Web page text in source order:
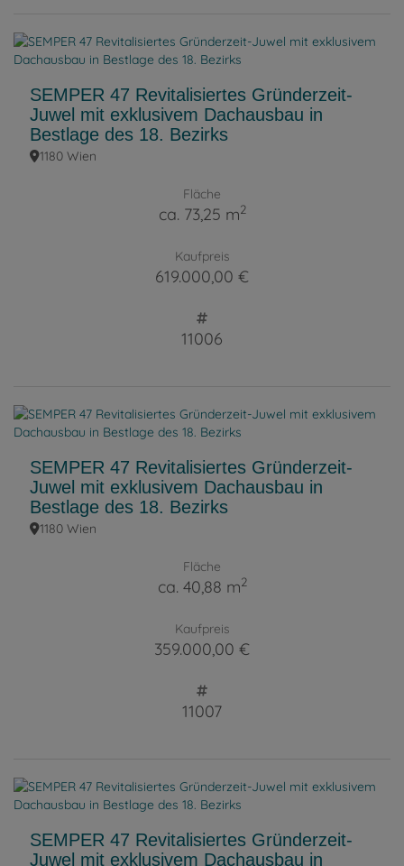
SEMPER 47 Revitalisiertes Gründerzeit-
Juwel mit exklusivem Dachausbau in
Bestlage des 18. Bezirks
1180 Wien
Fläche
ca. 73,25 m2
Kaufpreis
619.000,00 €
11006
SEMPER 47 Revitalisiertes Gründerzeit-
Juwel mit exklusivem Dachausbau in
Bestlage des 18. Bezirks
1180 Wien
Fläche
ca. 40,88 m2
Kaufpreis
359.000,00 €
11007
SEMPER 47 Revitalisiertes Gründerzeit-
Juwel mit exklusivem Dachausbau in